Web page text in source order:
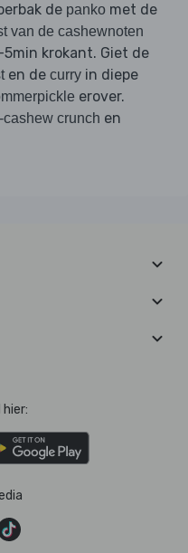
de panko met de
van de cashewnoten
krokant. Giet de
en de curry in diepe
erover.
cashew crunch en
hier: